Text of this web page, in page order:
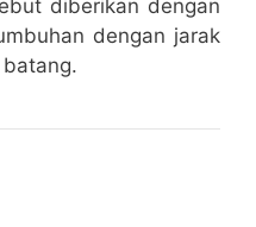
diberikan dengan
dengan jarak